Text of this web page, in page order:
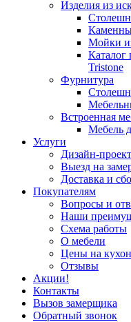
Изделия из
Мойки
Каталог
Tristone
Фурнитура
Встроенная
Мебель
Услуги
Дизайн-проект
Выезд на
Доставка и
Покупателям
Вопросы и
Наши
Схема работы
О мебели
Цены на
Отзывы
Акции!
Контакты
Вызов замерщика
Обратный звонок